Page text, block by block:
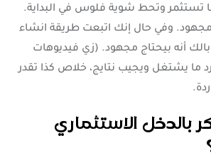
تستثمر وتحط شوية فلوس في البداية.
مجهود. وفي حال إنك اتبعت طريقة انشاء
أنه بيحتاج مجهود. (زي فيديوهات
ما يشتغل ويجيب نتايج، خلاص كذا تقدر
بالدخل الاستثماري